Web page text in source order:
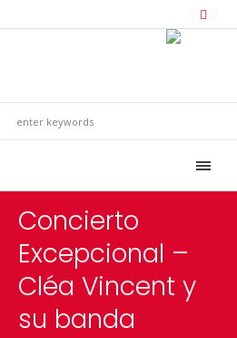
Concierto
Excepcional –
Cléa Vincent y
su banda